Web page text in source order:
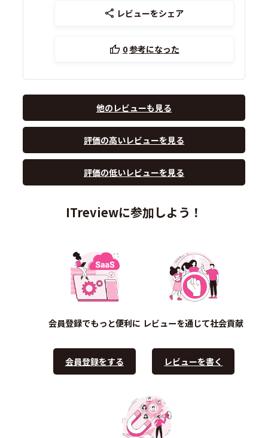
レビューをシェア
0参考になった
他のレビューも見る
評価の高いレビューを見る
評価の低いレビューを見る
ITreviewに参加しよう！
会員登録でもっと便利に
会員登録をする
レビューを通じて社会貢献
レビューを書く